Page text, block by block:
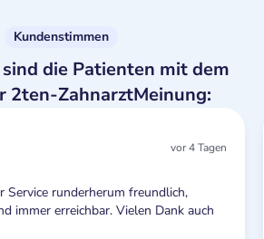
Kundenstimmen
die Patienten mit dem
2ten-ZahnarztMeinung:
vor 4 Tagen
Service runderherum freundlich,
immer erreichbar. Vielen Dank auch